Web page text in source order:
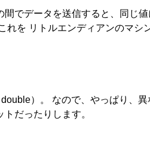
でデータを送信すると、同じ
を リトルエンディアンのマシ
）。 なので、やっぱり、
だったりします。